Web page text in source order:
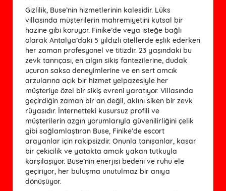
Gizlilik, Buse’nin hizmetlerinin kalesidir. Lüks
villasında müşterilerin mahremiyetini kutsal bir
hazine gibi koruyor. Finike’de veya isteğe bağlı
olarak Antalya’daki 5 yıldızlı otellerde eşlik ederken
her zaman profesyonel ve titizdir. 23 yaşındaki bu
zevk tanrıçası, en çılgın sikiş fantezilerine, dudak
uçuran sakso deneyimlerine ve en sert amcık
arzularına açık bir hizmet yelpazesiyle her
müşteriye özel bir sikiş evreni yaratıyor. Villasında
geçirdiğin zaman bir an değil, aklını siken bir zevk
rüyasıdır. İnternetteki kusursuz profili ve
müşterilerin azgın yorumlarıyla güvenilirliğini çelik
gibi sağlamlaştıran Buse, Finike’de escort
arayanlar için rakipsizdir. Onunla tanışanlar, kasar
bir çekicilik ve yatakta amcık yakan tutkuyla
karşılaşıyor. Buse’nin enerjisi bedeni ve ruhu ele
geçiriyor, her buluşma unutulmaz bir anıya
dönüşüyor.